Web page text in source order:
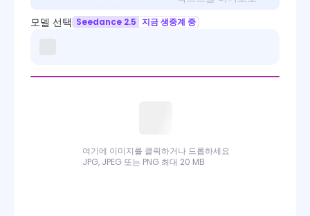
모델 선택 Seedance 2.5 지금 생중계 중
여기에 이미지를 클릭하거나 드롭하세요
JPG, JPEG 또는 PNG 최대 20 MB